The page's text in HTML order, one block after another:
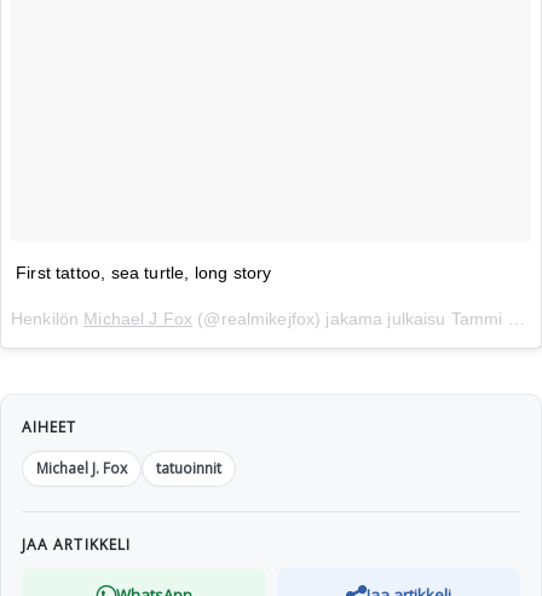
First tattoo, sea turtle, long story
Henkilön Michael J Fox (@realmikejfox) jakama julkaisu Tammi 9, 2019 kello 12.49 PST
AIHEET
Michael J. Fox
tatuoinnit
JAA ARTIKKELI